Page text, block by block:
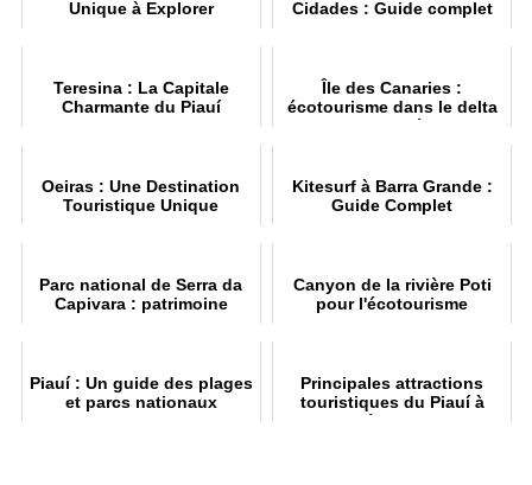
Unique à Explorer Cidades : Guide complet
Teresina : La Capitale
Charmante du Piauí
Île des Canaries :
écotourisme dans le delta
du Parnaíba
Oeiras : Une Destination
Touristique Unique
Kitesurf à Barra Grande :
Guide Complet
Parc national de Serra da
Capivara : patrimoine
Canyon de la rivière Poti
pour l'écotourisme
Piauí : Un guide des plages
et parcs nationaux
Principales attractions
touristiques du Piauí à
découvrir